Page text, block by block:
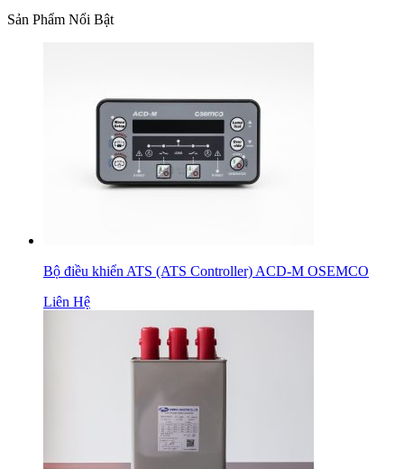
Sản Phẩm Nổi Bật
Bộ điều khiển ATS (ATS Controller) ACD-M OSEMCO
Liên Hệ